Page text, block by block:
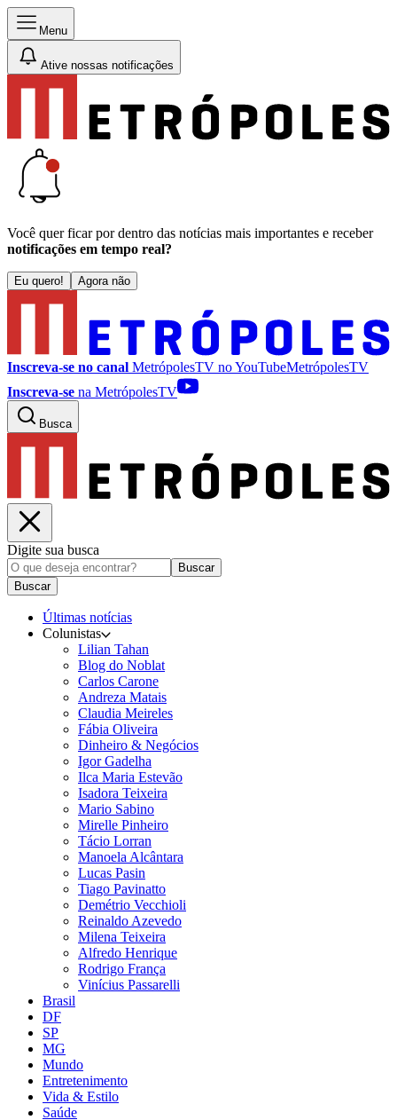
Menu
Ative nossas notificações
Você quer ficar por dentro das notícias mais importantes e receber
notificações em tempo real?
Eu quero! Agora não
Inscreva-se no canal MetrópolesTV noYouTubeMetrópolesTV
Inscreva-se na MetrópolesTV
Busca
Digite sua busca
Buscar
Buscar
Últimas notícias
Colunistas
Lilian Tahan
Blog do Noblat
Carlos Carone
Andreza Matais
Claudia Meireles
Fábia Oliveira
Dinheiro & Negócios
Igor Gadelha
Ilca Maria Estevão
Isadora Teixeira
Mario Sabino
Mirelle Pinheiro
Tácio Lorran
Manoela Alcântara
Lucas Pasin
Tiago Pavinatto
Demétrio Vecchioli
Reinaldo Azevedo
Milena Teixeira
Alfredo Henrique
Rodrigo França
Vinícius Passarelli
Brasil
DF
SP
MG
Mundo
Entretenimento
Vida & Estilo
Saúde